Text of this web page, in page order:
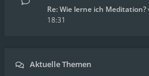
Re: Wie lerne ich Meditation?
18:31
Aktuelle Themen